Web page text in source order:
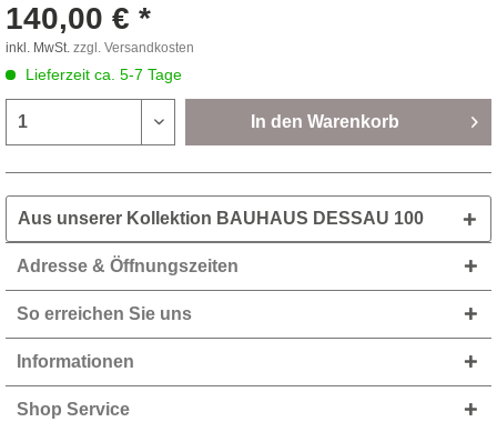
140,00 € *
inkl. MwSt. zzgl. Versandkosten
Lieferzeit ca. 5-7 Tage
In den Warenkorb
Aus unserer Kollektion BAUHAUS DESSAU 100
Adresse & Öffnungszeiten
So erreichen Sie uns
Informationen
Shop Service